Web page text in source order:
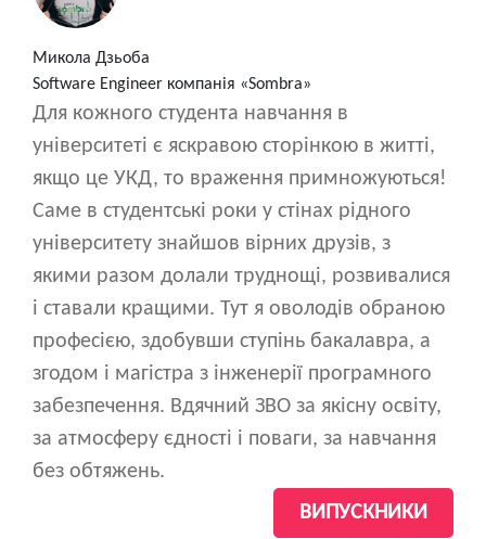
Микола Дзьоба
Software Engineer компанія «Sombra»
Для кожного студента навчання в
університеті є яскравою сторінкою в житті,
якщо це УКД, то враження примножуються!
Саме в студентські роки у стінах рідного
університету знайшов вірних друзів, з
якими разом долали труднощі, розвивалися
і ставали кращими. Тут я оволодів обраною
професією, здобувши ступінь бакалавра, а
згодом і магістра з інженерії програмного
забезпечення. Вдячний ЗВО за якісну освіту,
за атмосферу єдності і поваги, за навчання
без обтяжень.
ВИПУСКНИКИ